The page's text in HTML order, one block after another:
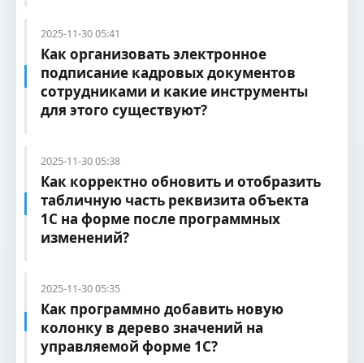
2025-11-30 05:41
Как организовать электронное
подписание кадровых документов
сотрудниками и какие инструменты
для этого существуют?
2025-11-30 05:38
Как корректно обновить и отобразить
табличную часть реквизита объекта
1С на форме после программных
изменений?
2025-11-30 05:35
Как программно добавить новую
колонку в дерево значений на
управляемой форме 1С?